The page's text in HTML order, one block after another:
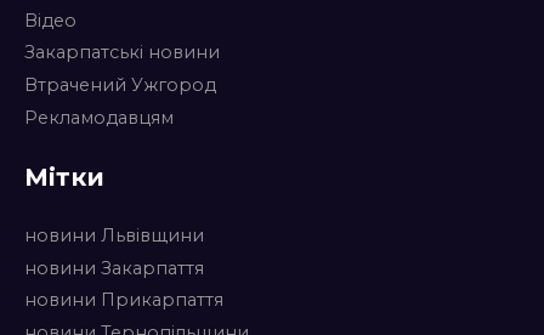
Відео
Закарпатські новини
Втрачений Ужгород
Рекламодавцям
Мітки
новини Львівщини
новини Закарпаття
новини Прикарпаття